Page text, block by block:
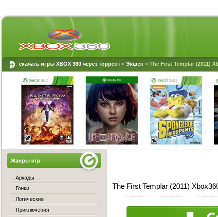
скачать игры XBOX 360 через торрент » Экшен » The First Templar (2011)
The First Templar (2011)
Жанры игр
Аркады
Гонки
Логические
Приключения